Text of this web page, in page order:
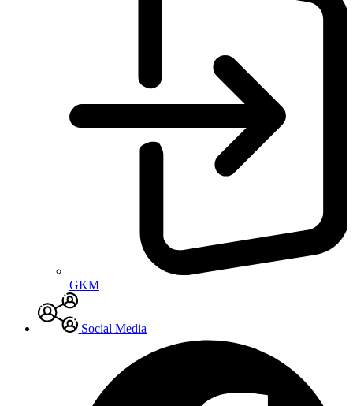
GKM
Social Media